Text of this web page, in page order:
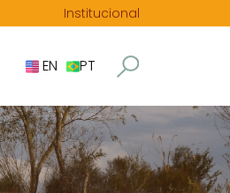
Institucional
EN PT